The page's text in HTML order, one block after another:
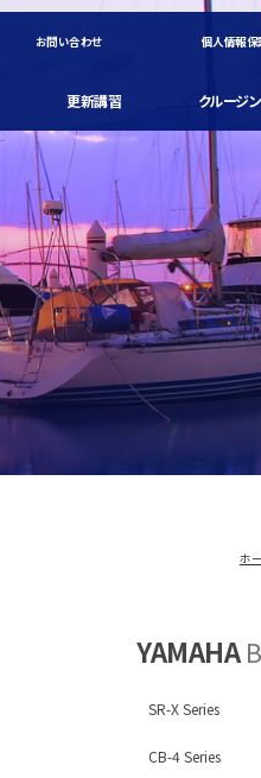
お問い合わせ 個人情報保
更新講習 クルージ
ホ
YAMAHA
SR-X Series
CB-4 Series